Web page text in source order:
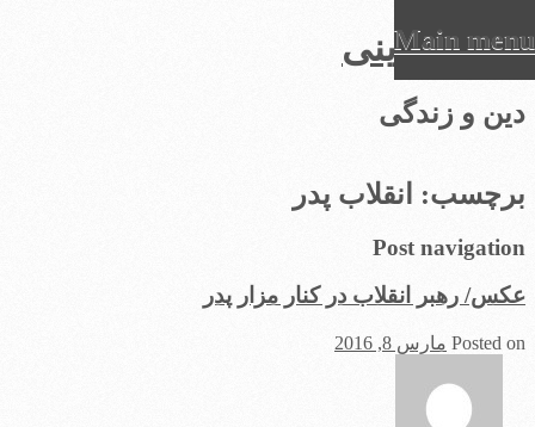
عرفان دینی
دین و زندگی
Main menu
to
content
برچسب: انقلاب پدر
Post navigation
عکس/ رهبر انقلاب در کنار مزار پدر
Posted on مارس 8, 2016